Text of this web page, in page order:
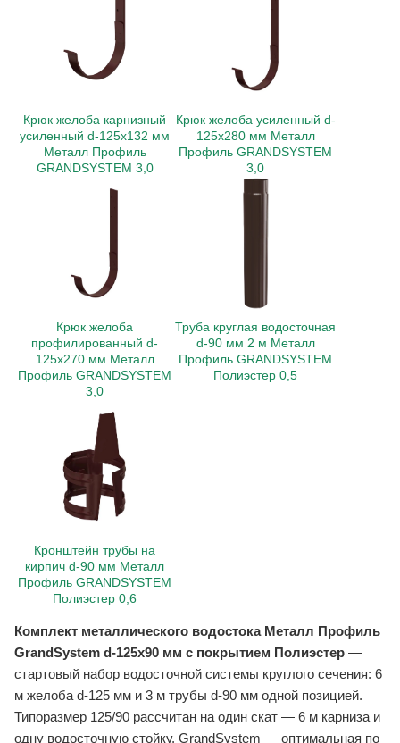
Крюк желоба карнизный
усиленный d-125x132 мм
Металл Профиль
GRANDSYSTEM 3,0
Крюк желоба усиленный d-
125x280 мм Металл
Профиль GRANDSYSTEM
3,0
Крюк желоба
профилированный d-
125x270 мм Металл
Профиль GRANDSYSTEM
3,0
Труба круглая водосточная
d-90 мм 2 м Металл
Профиль GRANDSYSTEM
Полиэстер 0,5
Кронштейн трубы на
кирпич d-90 мм Металл
Профиль GRANDSYSTEM
Полиэстер 0,6
Комплект металлического водостока Металл Профиль
GrandSystem d-125x90 мм с покрытием Полиэстер —
стартовый набор водосточной системы круглого сечения: 6
м желоба d-125 мм и 3 м трубы d-90 мм одной позицией.
Типоразмер 125/90 рассчитан на один скат — 6 м карниза и
одну водосточную стойку. GrandSystem — оптимальная по